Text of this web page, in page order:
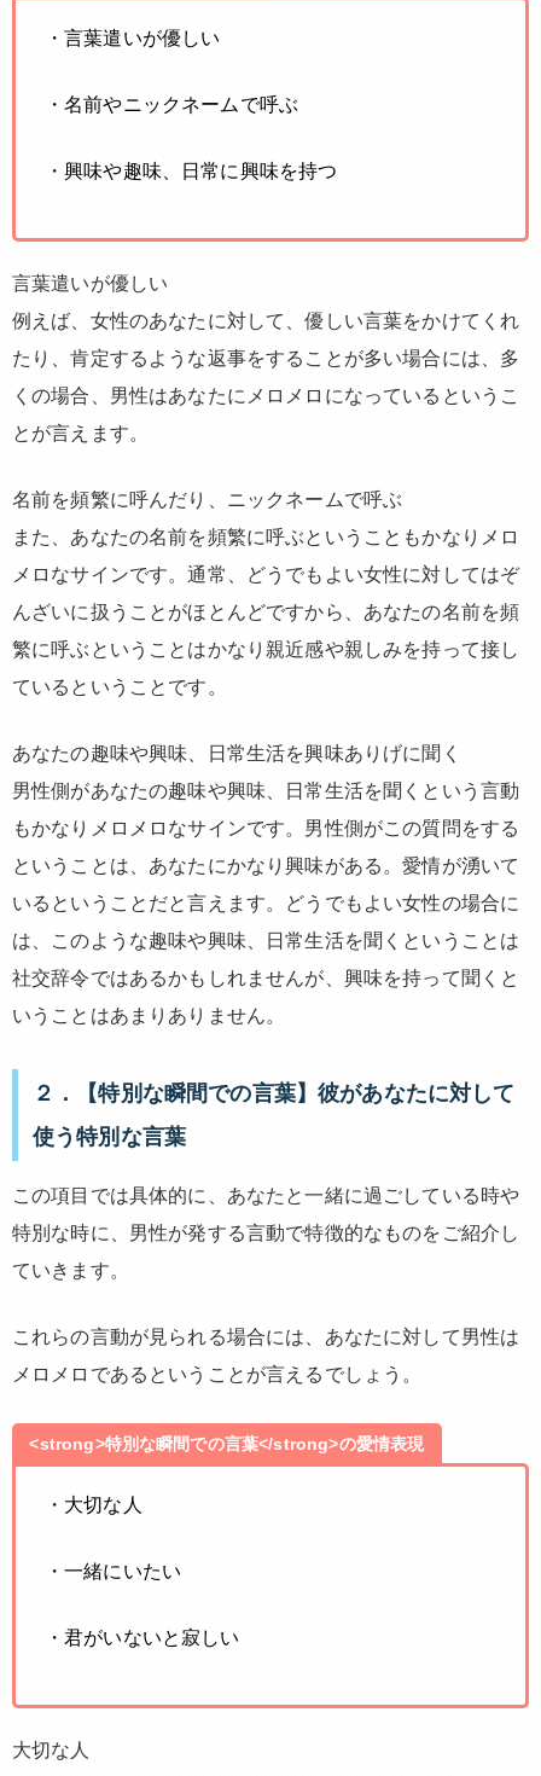
・言葉遣いが優しい
・名前やニックネームで呼ぶ
・興味や趣味、日常に興味を持つ
言葉遣いが優しい
例えば、女性のあなたに対して、優しい言葉をかけてくれ
たり、肯定するような返事をすることが多い場合には、多
くの場合、男性はあなたにメロメロになっているというこ
とが言えます。
名前を頻繁に呼んだり、ニックネームで呼ぶ
また、あなたの名前を頻繁に呼ぶということもかなりメロ
メロなサインです。通常、どうでもよい女性に対してはぞ
んざいに扱うことがほとんどですから、あなたの名前を頻
繁に呼ぶということはかなり親近感や親しみを持って接し
ているということです。
あなたの趣味や興味、日常生活を興味ありげに聞く
男性側があなたの趣味や興味、日常生活を聞くという言動
もかなりメロメロなサインです。男性側がこの質問をする
ということは、あなたにかなり興味がある。愛情が湧いて
いるということだと言えます。どうでもよい女性の場合に
は、このような趣味や興味、日常生活を聞くということは
社交辞令ではあるかもしれませんが、興味を持って聞くと
いうことはあまりありません。
２．【特別な瞬間での言葉】彼があなたに対して
使う特別な言葉
この項目では具体的に、あなたと一緒に過ごしている時や
特別な時に、男性が発する言動で特徴的なものをご紹介し
ていきます。
これらの言動が見られる場合には、あなたに対して男性は
メロメロであるということが言えるでしょう。
<strong>特別な瞬間での言葉</strong>の愛情表現
・大切な人
・一緒にいたい
・君がいないと寂しい
大切な人